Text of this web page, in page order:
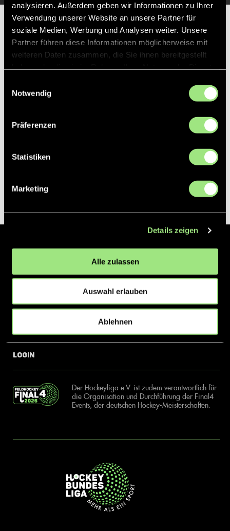
analysieren. Außerdem geben wir Informationen zu Ihrer
Verwendung unserer Website an unsere Partner für
soziale Medien, Werbung und Analysen weiter. Unsere
Partner führen diese Informationen möglicherweise mit
weiteren Daten zusammen, die Sie ihnen bereitgestellt
Notwendig
Präferenzen
Statistiken
Marketing
Details zeigen
Alle zulassen
Auswahl erlauben
Ablehnen
Partner
Der Hockeyliga e.V. ist verantwortlich für die Organisation und
der Halle. Insgesamt sind über 60 Vereine unter dem Dach der
Hockeyliga organisiert, sowohl im Herren als auch im Damen
News
Login
Kontakt
Der Hockeyliga e.V. ist zudem verantwortlich für
die Organisation und Durchführung der Final4
Events, der deutschen Hockey-Meisterschaften.